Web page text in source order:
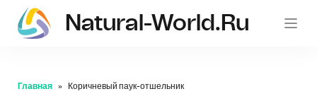
Natural-World.ru
Главная Коричневый паук-отшельник